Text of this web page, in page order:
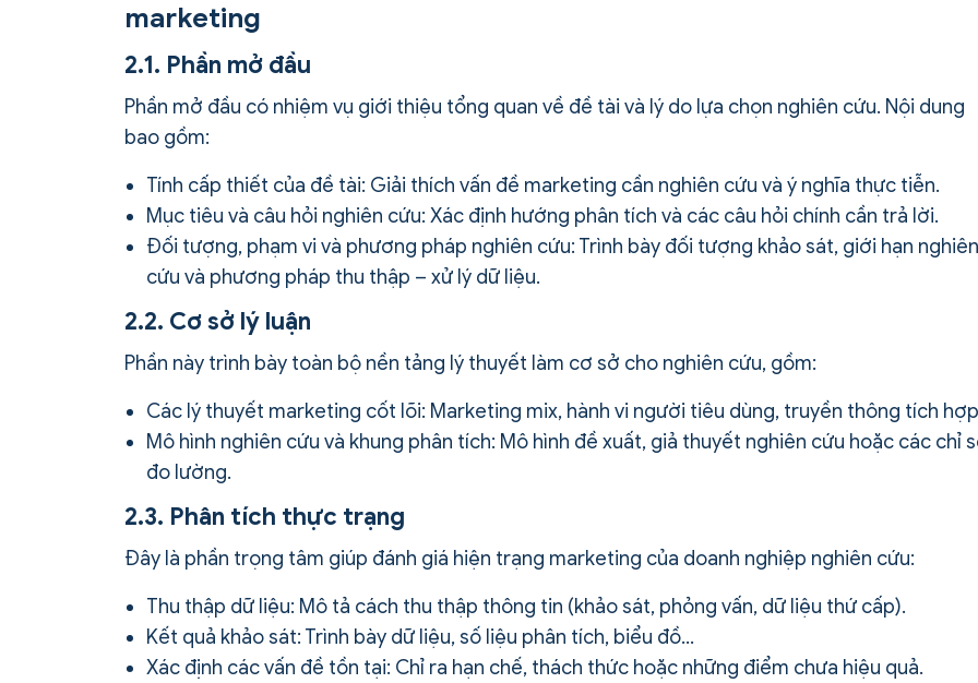
marketing
2.1. Phần mở đầu
Phần mở đầu có nhiệm vụ giới thiệu tổng quan về đề tài và lý do lựa chọn nghiên cứu. Nội dung
bao gồm:
Tính cấp thiết của đề tài: Giải thích vấn đề marketing cần nghiên cứu và ý nghĩa thực tiễn.
Mục tiêu và câu hỏi nghiên cứu: Xác định hướng phân tích và các câu hỏi chính cần trả lời.
Đối tượng, phạm vi và phương pháp nghiên cứu: Trình bày đối tượng khảo sát, giới hạn nghiên
cứu và phương pháp thu thập – xử lý dữ liệu.
2.2. Cơ sở lý luận
Phần này trình bày toàn bộ nền tảng lý thuyết làm cơ sở cho nghiên cứu, gồm:
Các lý thuyết marketing cốt lõi: Marketing mix, hành vi người tiêu dùng, truyền thông tích
Mô hình nghiên cứu và khung phân tích: Mô hình đề xuất, giả thuyết nghiên cứu hoặc các chỉ
đo lường.
2.3. Phân tích thực trạng
Đây là phần trọng tâm giúp đánh giá hiện trạng marketing của doanh nghiệp nghiên cứu:
Thu thập dữ liệu: Mô tả cách thu thập thông tin (khảo sát, phỏng vấn, dữ liệu thứ cấp).
Kết quả khảo sát: Trình bày dữ liệu, số liệu phân tích, biểu đồ…
Xác định các vấn đề tồn tại: Chỉ ra hạn chế, thách thức hoặc những điểm chưa hiệu quả.